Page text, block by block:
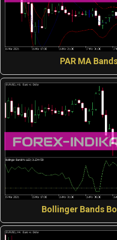
PAR MA
Bollinger Bands